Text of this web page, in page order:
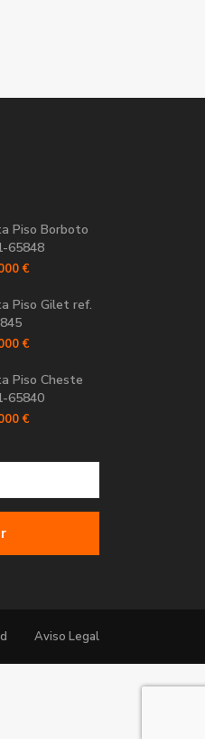
Piso Borboto
65848
€
Piso Gilet ref.
€
Piso Cheste
65840
€
Aviso Legal